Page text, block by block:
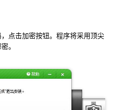
点击加密按钮。程序将采用顶尖
。